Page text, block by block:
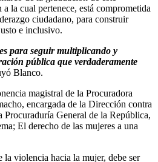
la cual pertenece, está comprometida
ciudadano, para construir
e inclusivo.
para seguir multiplicando y
pública que verdaderamente
Blanco.
magistral de la Procuradora
encargada de la Dirección contra
General de la República,
El derecho de las mujeres a una
violencia hacia la mujer, debe ser